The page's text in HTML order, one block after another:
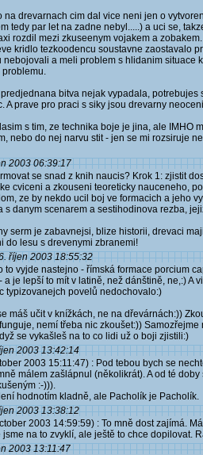
na drevarnach cim dal vice neni jen o
tedy par let na zadne nebyl.....) a uci se,
rozdil mezi zkuseenym vojakem a
kridlo tezkoodencu soustavne zaostavalo
nebojovali a meli problem s hlidanim
problemu.
bitva nejak vypadala,
A prave pro praci s siky jsou drevarny
s tim, ze technika boje je jina, ale IMHO
nebo do nej narvu stit - jen se mi rozsiruje
2003 06:39:17
se snad z knih naucis? Krok 1: zjistit
cviceni a zkouseni teoreticky nauceneho,
ze by nekdo ucil boj ve formacich a jeho
s danym scenarem a sestihodinova rezba,
serm je zabavnejsi, blize historii, drevaci
do lesu s drevenymi zbranemi!
říjen 2003 18:55:32
to vyjde nastejno - římská formace porcium
a je lepší to mít v latině, než dánštině, ne,:) A
typizovanejch povelů nedochovalo:)
máš učit v knížkách, ne na dřevárnách:))
nemí třeba nic zkoušet:))
se vykašleš na to co lidi už o boji zjistili:)
2003 13:42:14
2003 15:11:47) : Pod tebou bych se
málem zašlápnul (několikrát). A od té
:-))).
hodnotím kladně, ale Pacholík je Pacholík.
2003 13:38:12
2003 14:59:59) : To mně dost zajímá.
jsme na to zvyklí, ale ještě to chce dopilovat.
2003 13:11:47